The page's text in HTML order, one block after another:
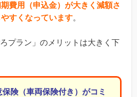
費用（申込金）が大きく減額さ
すくなっています。
プラン」のメリットは大きく下
険（車両保険付き）がコミ